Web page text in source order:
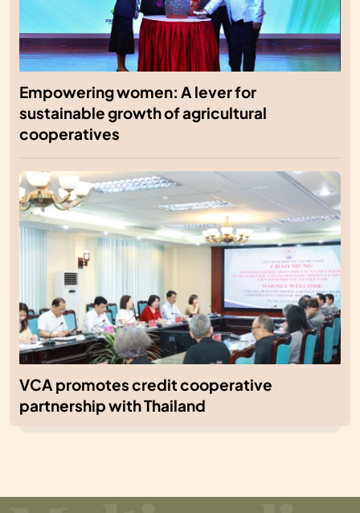
Empowering women: A lever for
sustainable growth of agricultural
cooperatives
VCA promotes credit cooperative
partnership with Thailand